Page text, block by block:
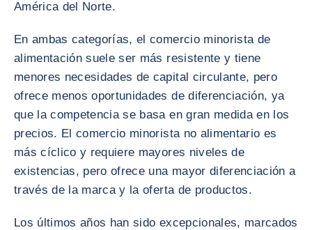
América del Norte.
En ambas categorías, el comercio minorista de
alimentación suele ser más resistente y tiene
menores necesidades de capital circulante, pero
ofrece menos oportunidades de diferenciación, ya
que la competencia se basa en gran medida en los
precios. El comercio minorista no alimentario es
más cíclico y requiere mayores niveles de
existencias, pero ofrece una mayor diferenciación a
través de la marca y la oferta de productos.
Los últimos años han sido excepcionales, marcados